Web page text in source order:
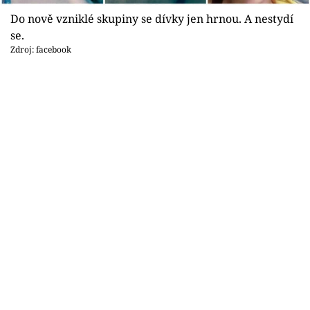
Videa
Do nově vzniklé skupiny se dívky jen hrnou. A nestydí
se.
Zdroj: facebook